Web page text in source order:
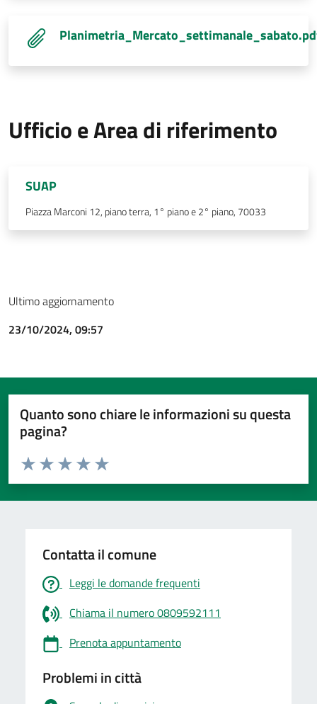
Ufficio e Area di riferimento
SUAP
Piazza Marconi 12, piano terra, 1° piano e 2° piano, 70033
Ultimo aggiornamento
23/10/2024, 09:57
Quanto sono chiare le informazioni su questa
pagina?
Valuta da 1 a 5 stelle la pagina
Valuta 5 stelle su 5
Valuta 4 stelle su 5
Valuta 3 stelle su 5
Valuta 2 stelle su 5
Valuta 1 stelle su 5
Contatta il comune
Leggi le domande frequenti
Chiama il numero 0809592111
Prenota appuntamento
Problemi in città